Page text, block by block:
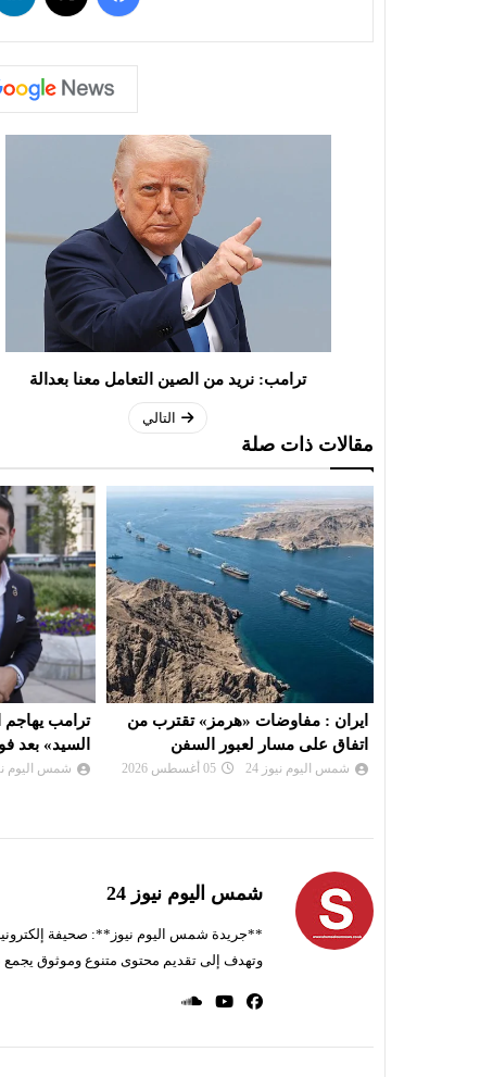
ترامب: نريد من الصين التعامل معنا بعدالة
التالي
مقالات ذات صلة
ترامب يهاجم المصري «عبد الرحمن
السيد» بعد فوزه بانتخابات ميتشيغان
شمس اليوم نيوز 24 05 أغسطس 2026
دعوة
في الصالون
21 ال...
شمس اليوم نيوز 24
**جريدة شمس اليوم نيوز**: صحيفة إلكترونية
وتهدف إلى تقديم محتوى متنوع وموثوق يجمع